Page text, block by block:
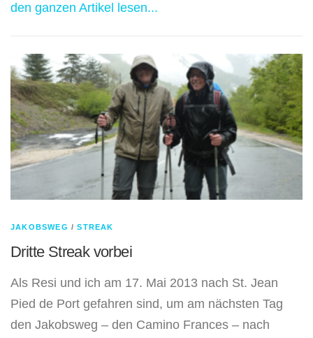
den ganzen Artikel lesen...
JAKOBSWEG /STREAK
Dritte Streak vorbei
Als Resi und ich am 17. Mai 2013 nach St. Jean
Pied de Port gefahren sind, um am nächsten Tag
den Jakobsweg – den Camino Frances – nach